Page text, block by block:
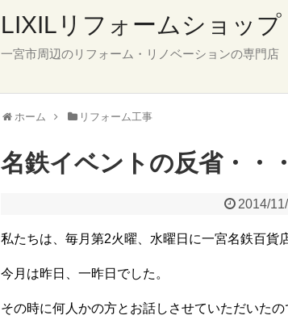
LIXILリフォームショッ
一宮市周辺のリフォーム・リノベーションの専門店
ホーム リフォーム工事
名鉄イベントの反省・・・
2014/
私たちは、毎月第2火曜、水曜日に一宮名鉄百貨
今月は昨日、一昨日でした。
その時に何人かの方とお話しさせていただいた